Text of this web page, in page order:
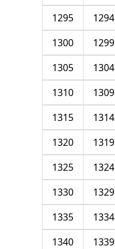
1294
1295
1299
1300
1304
1305
1309
1310
1314
1315
1319
1320
1324
1325
1329
1330
1334
1335
1339
1340